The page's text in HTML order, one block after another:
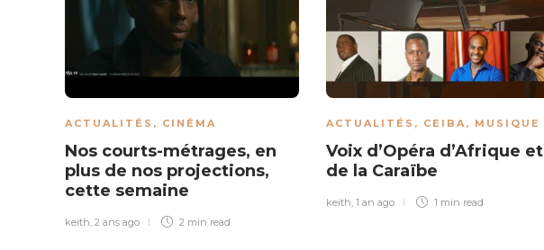
ACTUALITÉS , CINÉMA
Nos courts-métrages, en
plus de nos projections,
cette semaine
keith 2 ans ago 2 min read
ACTUALITÉS , CEIBA , MUSIQUE
Voix d’Opéra d’Afrique et
de la Caraïbe
keith 1 an ago 1 min read